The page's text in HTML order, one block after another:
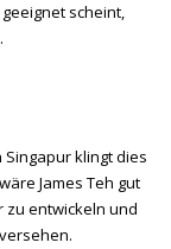
scheint,
klingt dies
James Teh gut
zu entwickeln und